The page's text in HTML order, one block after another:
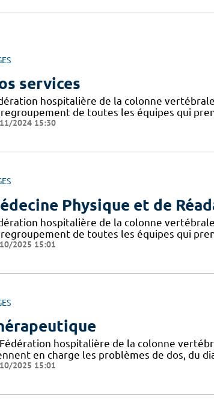
services
hospitalière de la colonne
de toutes les équipes qui
2024 15:30
Physique et de
hospitalière de la colonne
de toutes les équipes qui
2025 15:01
hospitalière de la colonne
en charge les problèmes de dos, du
2025 15:01